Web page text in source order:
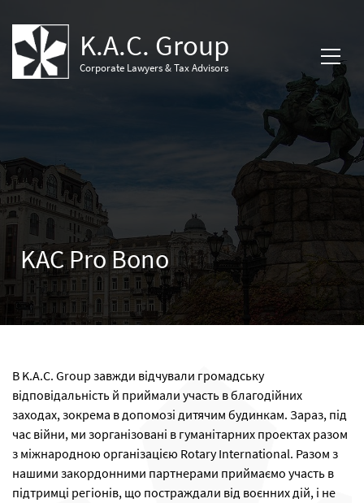
K.A.C. Group
Corporate Lawyers & Tax Advisors
KAC Pro Bono
В K.A.C. Group завжди відчували громадську
відповідальність й приймали участь в благодійних
заходах, зокрема в допомозі дитячим будинкам. Зараз, під
час війни, ми зорганізовані в гуманітарних проектах разом
з міжнародною організацією Rotary International. Разом з
нашими закордонними партнерами приймаємо участь в
підтримці регіонів, що постраждали від воєнних дій, і не